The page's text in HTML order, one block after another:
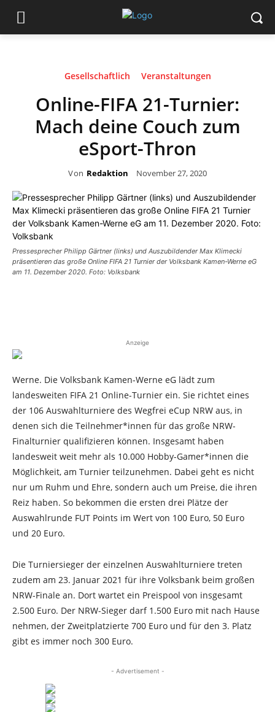
Gesellschaftlich Veranstaltungen
Online-FIFA 21-Turnier:
Mach deine Couch zum
eSport-Thron
Von Redaktion November 27, 2020
Pressesprecher Philipp Gärtner (links) und Auszubildender Max Klimecki
präsentieren das große Online FIFA 21 Turnier der Volksbank Kamen-Werne eG
am 11. Dezember 2020. Foto: Volksbank
Anzeige
Werne. Die Volksbank Kamen-Werne eG lädt zum
landesweiten FIFA 21 Online-Turnier ein. Sie richtet eines
der 106 Auswahlturniere des Wegfrei eCup NRW aus, in
denen sich die Teilnehmer*innen für das große NRW-
Finalturnier qualifizieren können. Insgesamt haben
landesweit weit mehr als 10.000 Hobby-Gamer*innen die
Möglichkeit, am Turnier teilzunehmen. Dabei geht es nicht
nur um Ruhm und Ehre, sondern auch um Preise, die ihren
Reiz haben. So bekommen die ersten drei Plätze der
Auswahlrunde FUT Points im Wert von 100 Euro, 50 Euro
und 20 Euro.
Die Turniersieger der einzelnen Auswahlturniere treten
zudem am 23. Januar 2021 für ihre Volksbank beim großen
NRW-Finale an. Dort wartet ein Preispool von insgesamt
2.500 Euro. Der NRW-Sieger darf 1.500 Euro mit nach Hause
nehmen, der Zweitplatzierte 700 Euro und für den 3. Platz
gibt es immer noch 300 Euro.
- Advertisement -